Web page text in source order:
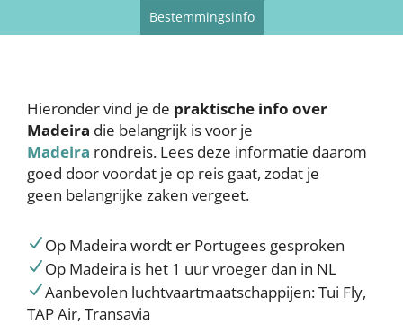
Bestemmingsinfo
Hieronder vind je de praktische info over
Madeira die belangrijk is voor je
Madeira rondreis. Lees deze informatie daarom
goed door voordat je op reis gaat, zodat je
geen belangrijke zaken vergeet.
Op Madeira wordt er Portugees gesproken
Op Madeira is het 1 uur vroeger dan in NL
Aanbevolen luchtvaartmaatschappijen: Tui Fly,
TAP Air, Transavia